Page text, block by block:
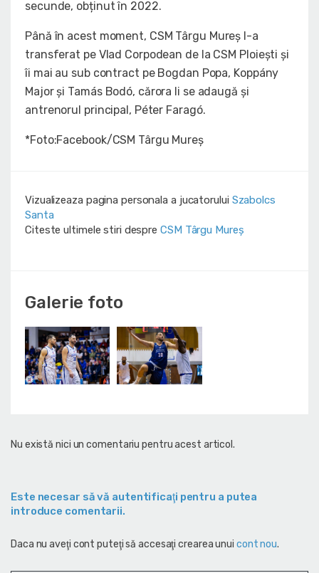
secunde, obținut în 2022.
Până în acest moment, CSM Târgu Mureș l-a
transferat pe Vlad Corpodean de la CSM Ploiești și
îi mai au sub contract pe Bogdan Popa, Koppány
Major și Tamás Bodó, cărora li se adaugă și
antrenorul principal, Péter Faragó.
*Foto:Facebook/CSM Târgu Mureș
Vizualizeaza pagina personala a jucatorului Szabolcs
Santa
Citeste ultimele stiri despre CSM Târgu Mureș
Galerie foto
Nu există nici un comentariu pentru acest articol.
Este necesar să vă autentificaţi pentru a putea
introduce comentarii.
Daca nu aveţi cont puteţi să accesaţi crearea unui cont nou.